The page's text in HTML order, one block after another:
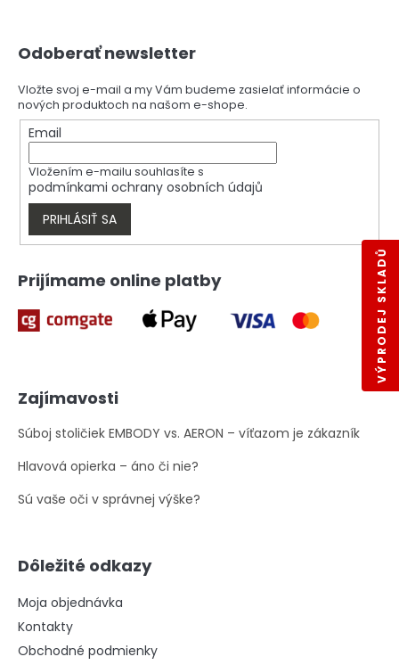
Odoberať newsletter
Vložte svoj e-mail a my Vám budeme zasielať informácie o
nových produktoch na našom e-shope.
Email
Vložením e-mailu souhlasíte s
podmínkami ochrany osobních údajů
PRIHLÁSIŤ SA
Prijímame online platby
Zajímavosti
Súboj stoličiek EMBODY vs. AERON – víťazom je zákazník
Hlavová opierka – áno či nie?
Sú vaše oči v správnej výške?
Dôležité odkazy
Moja objednávka
Kontakty
Obchodné podmienky
VÝPRODEJ SKLADŮ